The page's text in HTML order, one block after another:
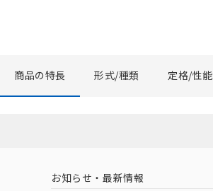
商品の特長 形式/種類 定格/性能
お知らせ・最新情報